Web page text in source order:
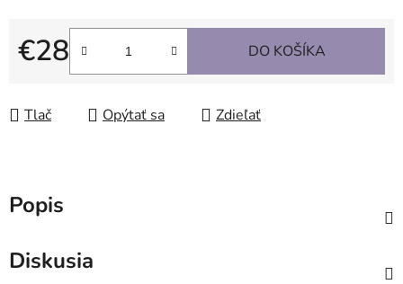
€28
Jednotková cena:
DO KOŠÍKA
Tlač Opýtať sa Zdieľať
Popis
Diskusia